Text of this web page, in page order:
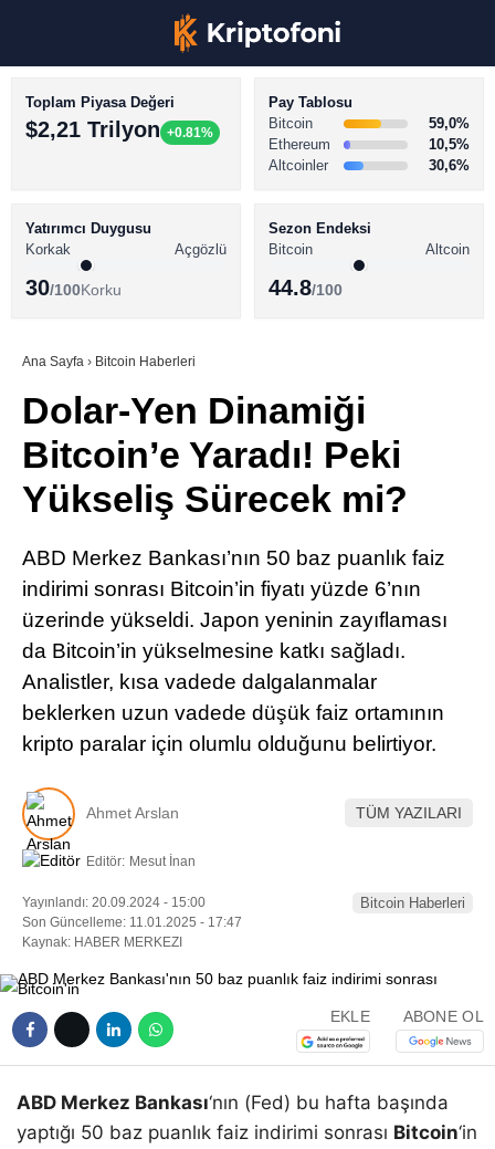
Youtube
TikTok
LinkedIn
Telegram
BİTCOİN HABERLERİ
ALTCOİN HABERLERİ
SÖZLÜK
Toplam Piyasa Değeri
$2,21 Trilyon +0.81%
Pay Tablosu
Bitcoin
59,0%
Ethereum
10,5%
Altcoinler
30,6%
Yatırımcı Duygusu
Korkak
Açgözlü
30/100Korku
Sezon Endeksi
Bitcoin
Altcoin
44.8/100
Ana Sayfa › Bitcoin Haberleri
Dolar-Yen Dinamiği
Bitcoin’e Yaradı! Peki
Yükseliş Sürecek mi?
ABD Merkez Bankası’nın 50 baz puanlık faiz
indirimi sonrası Bitcoin’in fiyatı yüzde 6’nın
üzerinde yükseldi. Japon yeninin zayıflaması
da Bitcoin’in yükselmesine katkı sağladı.
Analistler, kısa vadede dalgalanmalar
beklerken uzun vadede düşük faiz ortamının
kripto paralar için olumlu olduğunu belirtiyor.
Ahmet Arslan TÜM YAZILARI
Editör: Mesut İnan
Yayınlandı: 20.09.2024 - 15:00
Son Güncelleme: 11.01.2025 - 17:47
Kaynak: HABER MERKEZI
Bitcoin Haberleri
EKLE ABONE OL
ABD Merkez Bankası‘nın (Fed) bu hafta başında
yaptığı 50 baz puanlık faiz indirimi sonrası Bitcoin‘in